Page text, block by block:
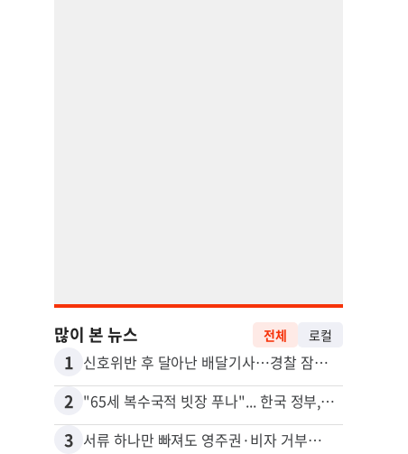
많이 본 뉴스 전체 로컬
1 신호위반 후 달아난 배달기사…경찰 잠복해 잡고보니 ‘반전’
2 "65세 복수국적 빗장 푸나"... 한국 정부, 연령 완화 전면 추진
3 서류 하나만 빠져도 영주권·비자 거부…심사관 재량권 대폭 확대